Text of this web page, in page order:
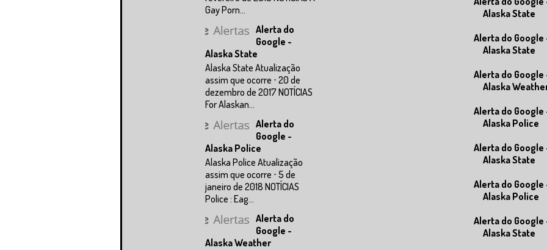
Gay Porn...
Alerta do
Google -
Alaska State
Alaska State Atualização
assim que ocorre ⋅ 20 de
dezembro de 2017 NOTÍCIAS
For Alaskan...
Alerta do
Google -
Alaska Police
Alaska Police Atualização
assim que ocorre ⋅ 5 de
janeiro de 2018 NOTÍCIAS
Police : Eag...
Alerta do
Google -
Alaska Weather
Alaska State
Alerta do Google
Alaska State
Alerta do Google
Alaska
Alerta do Google
Alaska Police
Alerta do Google
Alaska State
Alerta do Google
Alaska Police
Alerta do Google
Alaska State